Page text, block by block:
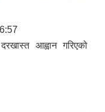
आह्वान गरिएको